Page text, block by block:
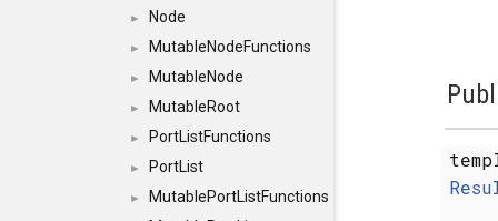
► Node
► MutableNodeFunctions
► MutableNode
► MutableRoot
► PortListFunctions
► PortList
►
MutablePortListFunctions